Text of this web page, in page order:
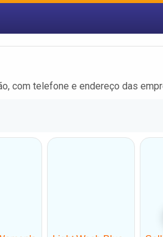
com telefone e endereço das